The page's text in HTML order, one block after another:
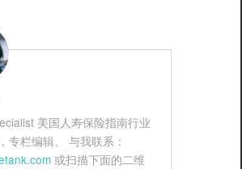
美国人寿保险指南行业
专栏编辑。 与我联系：
或扫描下面的二维